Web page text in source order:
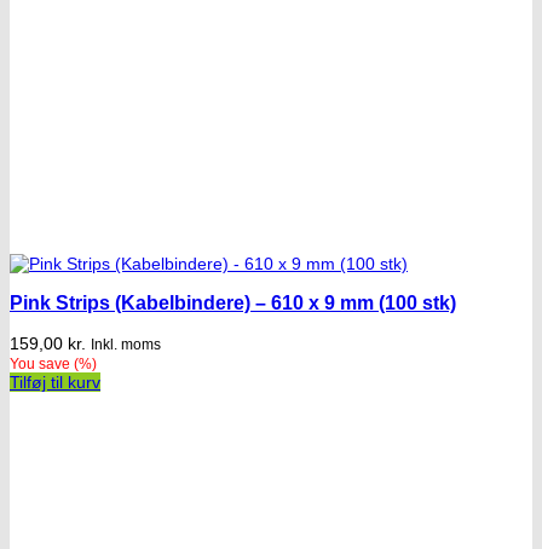
Pink Strips (Kabelbindere) – 610 x 9 mm (100 stk)
159,00 kr. Inkl. moms
You save (%)
Tilføj til kurv